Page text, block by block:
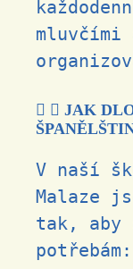
JAK
V naší
Malaze
tak, aby
potřebám: